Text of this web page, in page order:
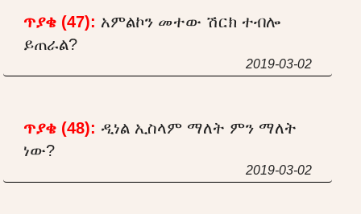
ጥያቄ (47): አምልኮን መተው ሽርክ ተብሎ
ይጠራል?
2019-03-02
ጥያቄ (48): ዲነል ኢስላም ማለት ምን ማለት
ነው?
2019-03-02